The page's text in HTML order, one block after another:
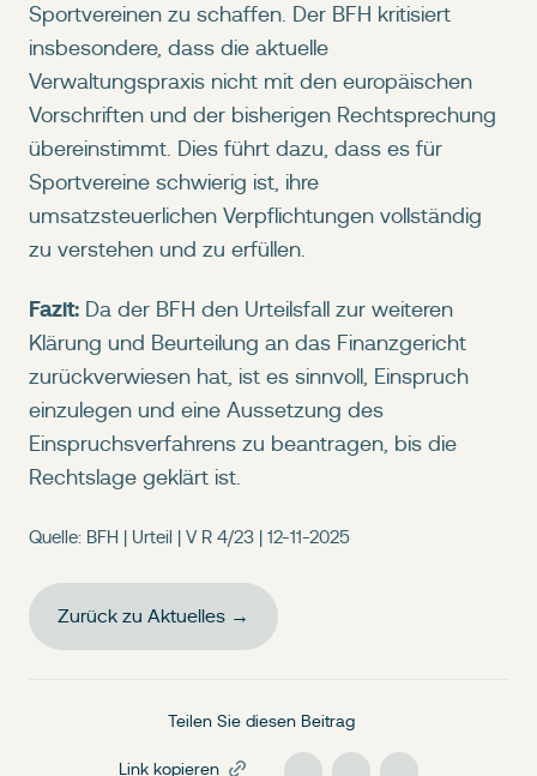
Sportvereinen zu schaffen. Der BFH kritisiert
insbesondere, dass die aktuelle
Verwaltungspraxis nicht mit den europäischen
Vorschriften und der bisherigen Rechtsprechung
übereinstimmt. Dies führt dazu, dass es für
Sportvereine schwierig ist, ihre
umsatzsteuerlichen Verpflichtungen vollständig
zu verstehen und zu erfüllen.
Fazit: Da der BFH den Urteilsfall zur weiteren
Klärung und Beurteilung an das Finanzgericht
zurückverwiesen hat, ist es sinnvoll, Einspruch
einzulegen und eine Aussetzung des
Einspruchsverfahrens zu beantragen, bis die
Rechtslage geklärt ist.
Quelle: BFH | Urteil | V R 4/23 | 12-11-2025
Zurück zu Aktuelles →
Teilen Sie diesen Beitrag
Link kopieren